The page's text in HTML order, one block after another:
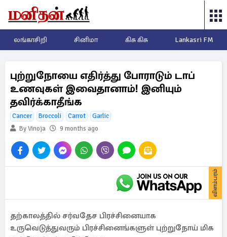
லங்காசிறி சினிமா கிசு கிசு Lankasri FM
புற்றுநோயை எதிர்த்து போராடும் டாப்
உணவுகள் இவைதானாம்! இனியும்
தவிர்க்காதீங்க
Cancer Broccoli Carrot
Garlic
By Vinoja
9 months ago
விளம்பரம்
தற்காலத்தில் சர்வதேச பிரச்சினையாக
உருவெடுத்துவரும் பிரச்சினைங்களுள் புற்றுநோய் மிக